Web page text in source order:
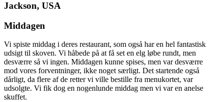
Middagen
Vi spiste middag i deres restaurant, som også har en hel fantastisk
udsigt til skoven. Vi håbede på at få set en elg løbe rundt, men
desværre så vi ingen. Middagen kunne spises, men var desværre
mod vores forventninger, ikke noget særligt. Det startende også
dårligt, da flere af de retter vi ville bestille fra menukortet, var
udsolgte. Vi fik dog en nogenlunde middag men vi var en anelse
skuffet.